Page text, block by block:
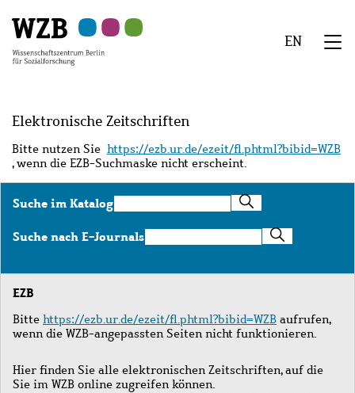
Hauptinhalt
springen
Navigation
springen
Suche
springen
Sekundärnavigation
springen
Fußzeile
springen
EN
Elektronische Zeitschriften
Bitte nutzen Sie https://ezb.ur.de/ezeit/fl.phtml?bibid=WZB
, wenn die EZB-Suchmaske nicht erscheint.
Suche im KatalogSuche
im
Katalog
Suche nach E-JournalsSuche
nach
Journals
EZB
Bitte https://ezb.ur.de/ezeit/fl.phtml?bibid=WZB aufrufen,
wenn die WZB-angepassten Seiten nicht funktionieren.
Hier finden Sie alle elektronischen Zeitschriften, auf die
Sie im WZB online zugreifen können.